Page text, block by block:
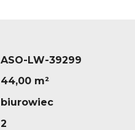
ASO-LW-39299
44,00 m²
biurowiec
2